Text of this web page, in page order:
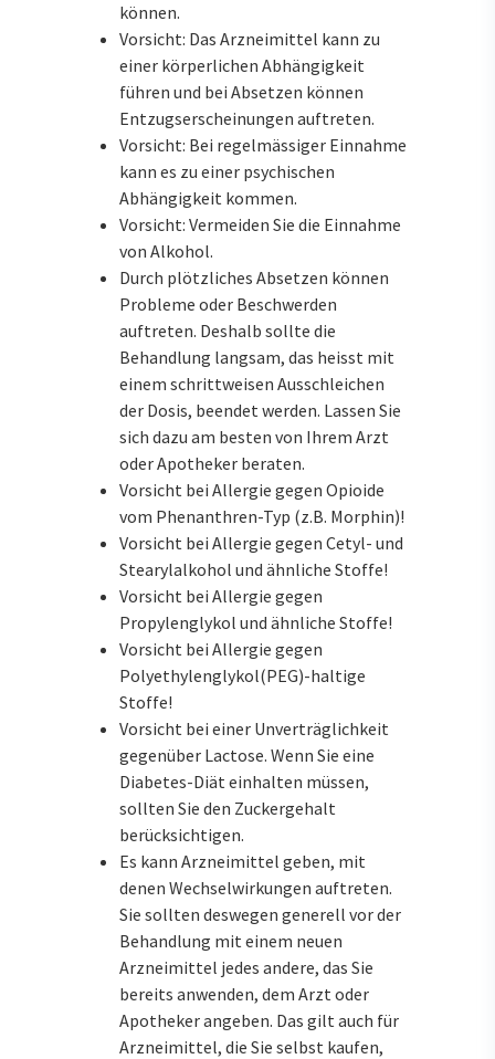
können.
Vorsicht: Das Arzneimittel kann zu
einer körperlichen Abhängigkeit
führen und bei Absetzen können
Entzugserscheinungen auftreten.
Vorsicht: Bei regelmässiger Einnahme
kann es zu einer psychischen
Abhängigkeit kommen.
Vorsicht: Vermeiden Sie die Einnahme
von Alkohol.
Durch plötzliches Absetzen können
Probleme oder Beschwerden
auftreten. Deshalb sollte die
Behandlung langsam, das heisst mit
einem schrittweisen Ausschleichen
der Dosis, beendet werden. Lassen Sie
sich dazu am besten von Ihrem Arzt
oder Apotheker beraten.
Vorsicht bei Allergie gegen Opioide
vom Phenanthren-Typ (z.B. Morphin)!
Vorsicht bei Allergie gegen Cetyl- und
Stearylalkohol und ähnliche Stoffe!
Vorsicht bei Allergie gegen
Propylenglykol und ähnliche Stoffe!
Vorsicht bei Allergie gegen
Polyethylenglykol(PEG)-haltige
Stoffe!
Vorsicht bei einer Unverträglichkeit
gegenüber Lactose. Wenn Sie eine
Diabetes-Diät einhalten müssen,
sollten Sie den Zuckergehalt
berücksichtigen.
Es kann Arzneimittel geben, mit
denen Wechselwirkungen auftreten.
Sie sollten deswegen generell vor der
Behandlung mit einem neuen
Arzneimittel jedes andere, das Sie
bereits anwenden, dem Arzt oder
Apotheker angeben. Das gilt auch für
Arzneimittel, die Sie selbst kaufen,